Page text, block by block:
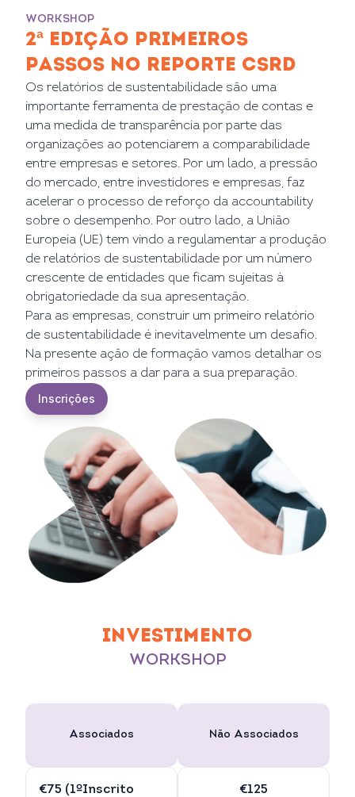
WORKSHOP
2ª EDIÇÃO PRIMEIROS
PASSOS NO REPORTE CSRD
Os relatórios de sustentabilidade são uma
importante ferramenta de prestação de contas e
uma medida de transparência por parte das
organizações ao potenciarem a comparabilidade
entre empresas e setores. Por um lado, a pressão
do mercado, entre investidores e empresas, faz
acelerar o processo de reforço da accountability
sobre o desempenho. Por outro lado, a União
Europeia (UE) tem vindo a regulamentar a produção
de relatórios de sustentabilidade por um número
crescente de entidades que ficam sujeitas à
obrigatoriedade da sua apresentação.
Para as empresas, construir um primeiro relatório
de sustentabilidade é inevitavelmente um desafio.
Na presente ação de formação vamos detalhar os
primeiros passos a dar para a sua preparação.
Inscrições
INVESTIMENTO
WORKSHOP
Associados
€75 (1ºInscrito
Não Associados
€125